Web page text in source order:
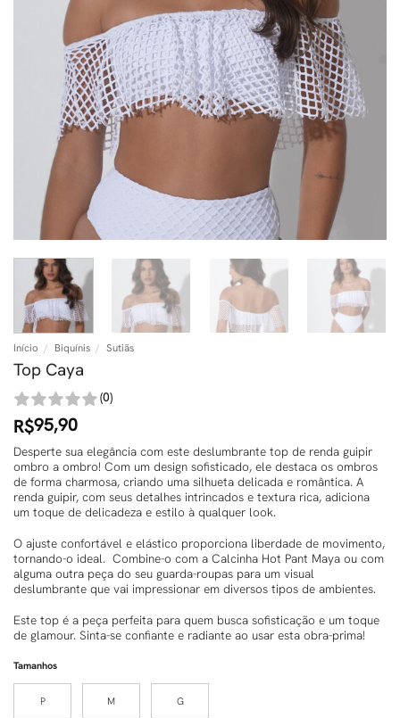
Início / Biquínis / Sutiãs
Top Caya
(0)
R$95,90
Desperte sua elegância com este deslumbrante top de renda guipir
ombro a ombro! Com um design sofisticado, ele destaca os ombros
de forma charmosa, criando uma silhueta delicada e romântica. A
renda guipir, com seus detalhes intrincados e textura rica, adiciona
um toque de delicadeza e estilo à qualquer look.
O ajuste confortável e elástico proporciona liberdade de movimento,
tornando-o ideal. Combine-o com a Calcinha Hot Pant Maya ou com
alguma outra peça do seu guarda-roupas para um visual
deslumbrante que vai impressionar em diversos tipos de ambientes.
Este top é a peça perfeita para quem busca sofisticação e um toque
de glamour. Sinta-se confiante e radiante ao usar esta obra-prima!
Tamanhos
P M G